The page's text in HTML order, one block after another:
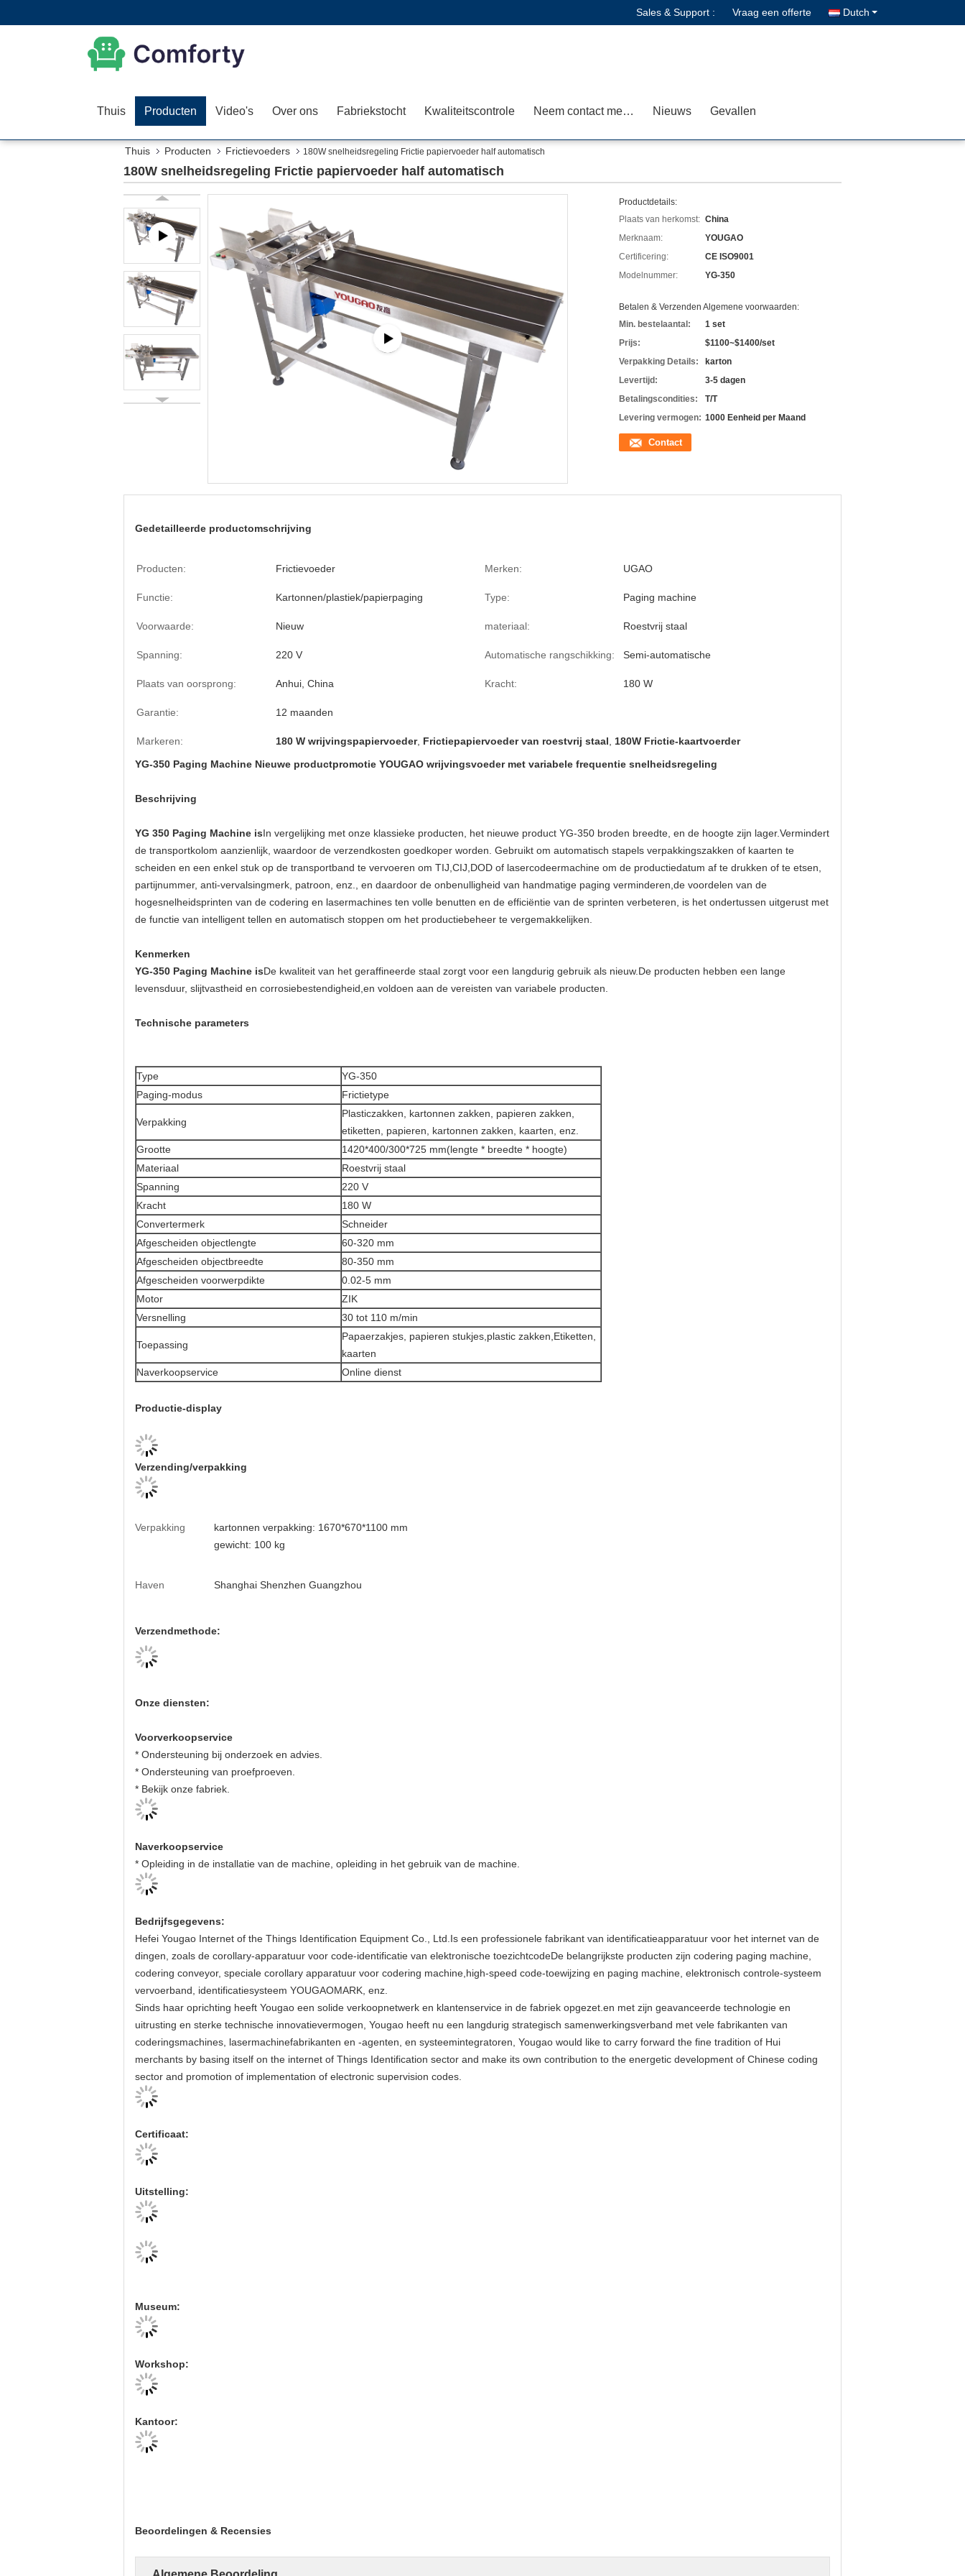
Sales & Support : Vraag een offerte Dutch
Thuis Producten Video's Over ons Fabriekstocht Kwaliteitscontrole Neem contact met ons op Nieuws Gevallen
Thuis Producten Frictievoeders 180W snelheidsregeling Frictie papiervoeder half automatisch
180W snelheidsregeling Frictie papiervoeder half automatisch
Productdetails:
Plaats van herkomst: China
Merknaam:
YOUGAO
Certificering:
CE ISO9001
Modelnummer:
YG-350
Betalen & Verzenden Algemene voorwaarden:
Min. bestelaantal:
1 set
Prijs:
$1100~$1400/set
Verpakking Details:
karton
Levertijd:
3-5 dagen
Betalingscondities:
T/T
Levering vermogen: 1000 Eenheid per Maand
Contact
Gedetailleerde productomschrijving
Producten: Frictievoeder Merken: UGAO
Functie: Kartonnen/plastiek/papierpaging Type: Paging machine
Voorwaarde: Nieuw materiaal: Roestvrij staal
Spanning: 220 V Automatische rangschikking: Semi-automatische
Plaats van oorsprong: Anhui, China Kracht: 180 W
Garantie: 12 maanden
Markeren: 180 W wrijvingspapiervoeder, Frictiepapiervoeder van roestvrij staal
180W Frictie-kaartvoerder
YG-350 Paging Machine Nieuwe productpromotie YOUGAO wrijvingsvoeder met variabele frequentie snelheidsregeling
Beschrijving
YG 350 Paging Machine isIn vergelijking met onze klassieke producten, het nieuwe product YG-350 broden breedte, en de hoogte zijn lager.Vermindert
de transportkolom aanzienlijk, waardoor de verzendkosten goedkoper worden. Gebruikt om automatisch stapels verpakkingszakken of kaarten te
scheiden en een enkel stuk op de transportband te vervoeren om TIJ,CIJ,DOD of lasercodeermachine om de productiedatum af te drukken of te etsen,
partijnummer, anti-vervalsingmerk, patroon, enz., en daardoor de onbenulligheid van handmatige paging verminderen,de voordelen van de
hogesnelheidsprinten van de codering en lasermachines ten volle benutten en de efficiëntie van de sprinten verbeteren, is het ondertussen uitgerust met
de functie van intelligent tellen en automatisch stoppen om het productiebeheer te vergemakkelijken.
Kenmerken
YG-350 Paging Machine isDe kwaliteit van het geraffineerde staal zorgt voor een langdurig gebruik als nieuw.De producten hebben een lange
levensduur, slijtvastheid en corrosiebestendigheid,en voldoen aan de vereisten van variabele producten.
Technische parameters
Type
YG-350
Paging-modus
Frictietype
Verpakking
Plasticzakken, kartonnen zakken, papieren zakken,
etiketten, papieren, kartonnen zakken, kaarten, enz.
Grootte
1420*400/300*725 mm(lengte * breedte * hoogte)
Materiaal
Roestvrij staal
Spanning
220 V
Kracht
180 W
Convertermerk
Schneider
Afgescheiden objectlengte
60-320 mm
Afgescheiden objectbreedte
80-350 mm
Afgescheiden voorwerpdikte
0.02-5 mm
Motor
ZIK
Versnelling
30 tot 110 m/min
Toepassing
Papaerzakjes, papieren stukjes, plastic zakken, Etiketten,
kaarten
Naverkoopservice
Online dienst
Productie-display
Verzending/verpakking
Verpakking
kartonnen verpakking: 1670*670*1100 mm
gewicht: 100 kg
Haven Shanghai Shenzhen Guangzhou
Verzendmethode:
Onze diensten:
Voorverkoopservice
* Ondersteuning bij onderzoek en advies.
* Ondersteuning van proefproeven.
* Bekijk onze fabriek.
Naverkoopservice
* Opleiding in de installatie van de machine, opleiding in het gebruik van de machine.
Bedrijfsgegevens:
Hefei Yougao Internet of the Things Identification Equipment Co., Ltd.Is een professionele fabrikant van identificatieapparatuur voor het internet van de
dingen, zoals de corollary-apparatuur voor code-identificatie van elektronische toezichtcodeDe belangrijkste producten zijn codering paging machine,
codering conveyor, speciale corollary apparatuur voor codering machine,high-speed code-toewijzing en paging machine, elektronisch controle-systeem
vervoerband, identificatiesysteem YOUGAOMARK, enz.
Sinds haar oprichting heeft Yougao een solide verkoopnetwerk en klantenservice in de fabriek opgezet.en met zijn geavanceerde technologie en
uitrusting en sterke technische innovatievermogen, Yougao heeft nu een langdurig strategisch samenwerkingsverband met vele fabrikanten van
coderingsmachines, lasermachinefabrikanten en -agenten, en systeemintegratoren, Yougao would like to carry forward the fine tradition of Hui
merchants by basing itself on the internet of Things Identification sector and make its own contribution to the energetic development of Chinese coding
sector and promotion of implementation of electronic supervision codes.
Certificaat:
Uitstelling:
Museum:
Workshop:
Kantoor:
Beoordelingen & Recensies